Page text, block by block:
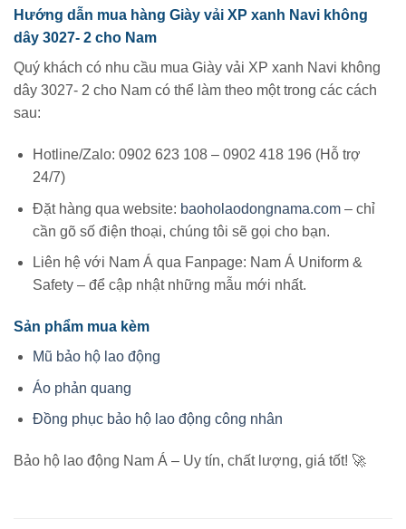
Hướng dẫn mua hàng Giày vải XP xanh Navi không
dây 3027- 2 cho Nam
Quý khách có nhu cầu mua Giày vải XP xanh Navi không
dây 3027- 2 cho Nam có thể làm theo một trong các cách
sau:
Hotline/Zalo: 0902 623 108 – 0902 418 196 (Hỗ trợ
24/7)
Đặt hàng qua website: baoholaodongnama.com– chỉ
cần gõ số điện thoại, chúng tôi sẽ gọi cho bạn.
Liên hệ với Nam Á qua Fanpage: Nam Á Uniform &
Safety – để cập nhật những mẫu mới nhất.
Sản phẩm mua kèm
Mũ bảo hộ lao động
Áo phản quang
Đồng phục bảo hộ lao động công nhân
Bảo hộ lao động Nam Á – Uy tín, chất lượng, giá tốt! 🚀